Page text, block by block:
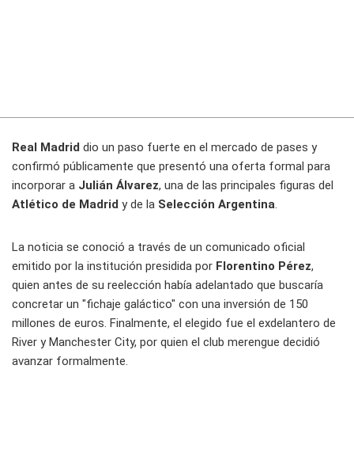
Real Madrid dio un paso fuerte en el mercado de pases y
confirmó públicamente que presentó una oferta formal para
incorporar a Julián Álvarez, una de las principales figuras del
Atlético de Madrid y de la Selección Argentina.
La noticia se conoció a través de un comunicado oficial
emitido por la institución presidida por Florentino Pérez,
quien antes de su reelección había adelantado que buscaría
concretar un "fichaje galáctico" con una inversión de 150
millones de euros. Finalmente, el elegido fue el exdelantero de
River y Manchester City, por quien el club merengue decidió
avanzar formalmente.